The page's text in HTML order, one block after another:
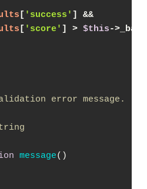
[ 'success' ] &&
[ 'score' ] > $this-
error message.
message( )